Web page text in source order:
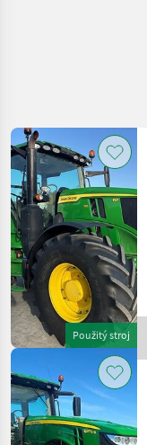
Použitý stroj